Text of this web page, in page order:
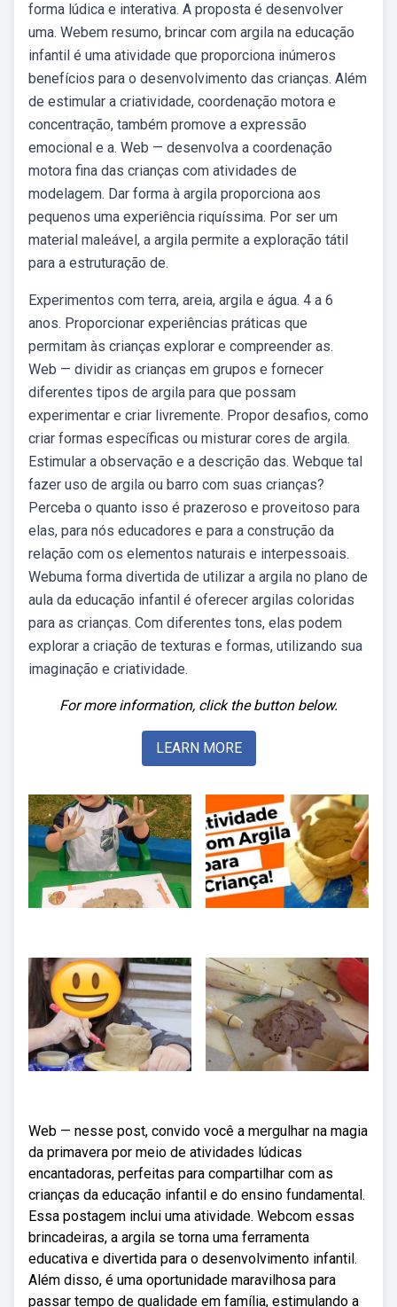
forma lúdica e interativa. A proposta é desenvolver
uma. Webem resumo, brincar com argila na educação
infantil é uma atividade que proporciona inúmeros
benefícios para o desenvolvimento das crianças. Além
de estimular a criatividade, coordenação motora e
concentração, também promove a expressão
emocional e a. Web — desenvolva a coordenação
motora fina das crianças com atividades de
modelagem. Dar forma à argila proporciona aos
pequenos uma experiência riquíssima. Por ser um
material maleável, a argila permite a exploração tátil
para a estruturação de.
Experimentos com terra, areia, argila e água. 4 a 6
anos. Proporcionar experiências práticas que
permitam às crianças explorar e compreender as.
Web — dividir as crianças em grupos e fornecer
diferentes tipos de argila para que possam
experimentar e criar livremente. Propor desafios, como
criar formas específicas ou misturar cores de argila.
Estimular a observação e a descrição das. Webque tal
fazer uso de argila ou barro com suas crianças?
Perceba o quanto isso é prazeroso e proveitoso para
elas, para nós educadores e para a construção da
relação com os elementos naturais e interpessoais.
Webuma forma divertida de utilizar a argila no plano de
aula da educação infantil é oferecer argilas coloridas
para as crianças. Com diferentes tons, elas podem
explorar a criação de texturas e formas, utilizando sua
imaginação e criatividade.
For more information, click the button below.
LEARN MORE
Web — nesse post, convido você a mergulhar na magia
da primavera por meio de atividades lúdicas
encantadoras, perfeitas para compartilhar com as
crianças da educação infantil e do ensino fundamental.
Essa postagem inclui uma atividade. Webcom essas
brincadeiras, a argila se torna uma ferramenta
educativa e divertida para o desenvolvimento infantil.
Além disso, é uma oportunidade maravilhosa para
passar tempo de qualidade em família, estimulando a